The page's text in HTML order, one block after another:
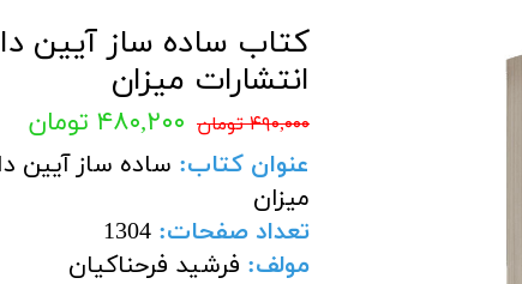
کتاب ساده ساز آیین
انتشارات میزان
۴۹۰,۰۰۰ تومان ۴۸۰,۲۰۰ تومان
عنوان کتاب: ساده ساز آیین
میزان
تعداد صفحات:
1304
مولف: فرشید فرحناکیان